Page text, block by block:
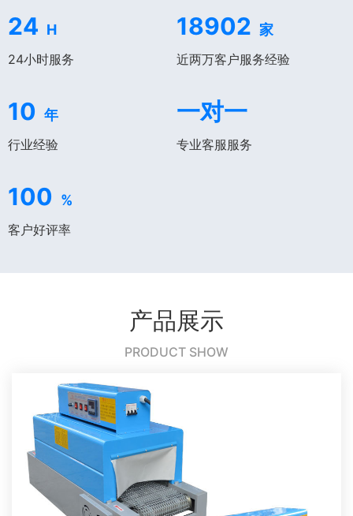
24 H
24小时服务
18902 家
近两万客户服务经验
10 年
行业经验
一对一
专业客服服务
100 %
客户好评率
产品展示
PRODUCT SHOW